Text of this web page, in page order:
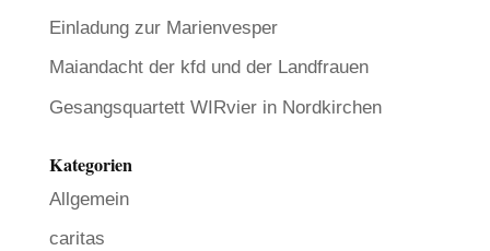
Einladung zur Marienvesper
Maiandacht der kfd und der Landfrauen
Gesangsquartett WIRvier in Nordkirchen
Kategorien
Allgemein
caritas